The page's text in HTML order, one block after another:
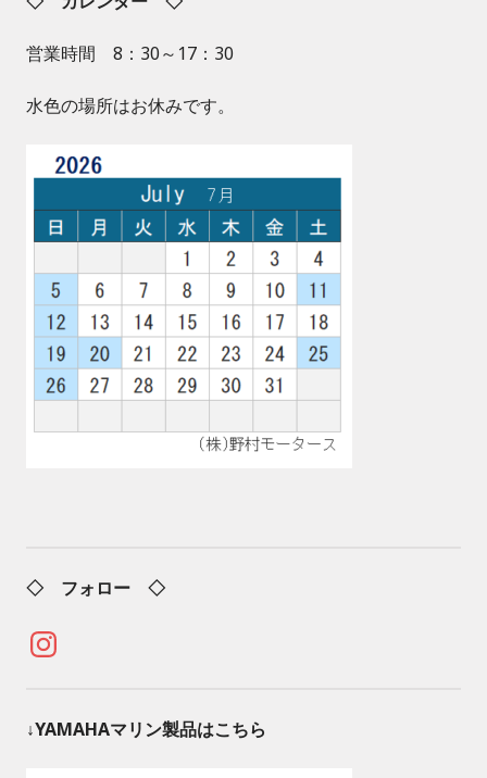
営業時間 8：30～17：30
水色の場所はお休みです。
◇ フォロー ◇
Instagram
↓YAMAHAマリン製品はこちら